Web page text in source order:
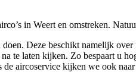
in Weert en omstreken.
Deze beschikt namelijk
te laten kijken. Zo bespaart u
aircoservice kijken we ook